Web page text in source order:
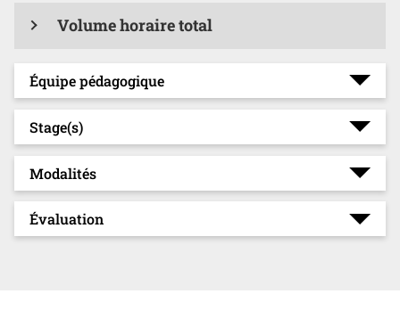
Volume horaire total
Équipe pédagogique
Stage(s)
Modalités
Évaluation